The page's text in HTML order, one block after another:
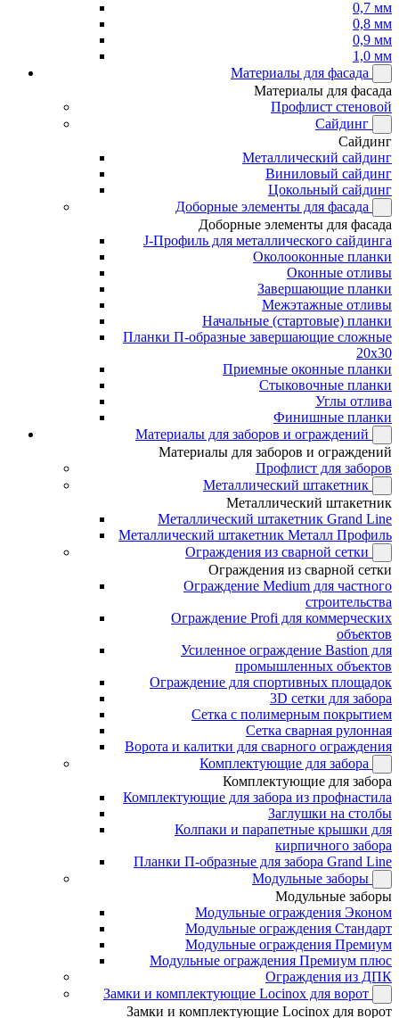
0,7 мм
0,8 мм
0,9 мм
1,0 мм
Материалы для фасада
Материалы для фасада
Профлист стеновой
Сайдинг
Сайдинг
Металлический сайдинг
Виниловый сайдинг
Цокольный сайдинг
Доборные элементы для фасада
Доборные элементы для фасада
J-Профиль для металлического сайдинга
Околооконные планки
Оконные отливы
Завершающие планки
Межэтажные отливы
Начальные (стартовые) планки
Планки П-образные завершающие сложные
20x30
Приемные оконные планки
Стыковочные планки
Углы отлива
Финишные планки
Материалы для заборов и ограждений
Материалы для заборов и ограждений
Профлист для заборов
Металлический штакетник
Металлический штакетник
Металлический штакетник Grand Line
Металлический штакетник Металл Профиль
Ограждения из сварной сетки
Ограждения из сварной сетки
Ограждение Medium для частного
строительства
Ограждение Profi для коммерческих
объектов
Усиленное ограждение Bastion для
промышленных объектов
Ограждение для спортивных площадок
3D сетки для забора
Сетка с полимерным покрытием
Сетка сварная рулонная
Ворота и калитки для сварного ограждения
Комплектующие для забора
Комплектующие для забора
Комплектующие для забора из профнастила
Заглушки на столбы
Колпаки и парапетные крышки для
кирпичного забора
Планки П-образные для забора Grand Line
Модульные заборы
Модульные заборы
Модульные ограждения Эконом
Модульные ограждения Стандарт
Модульные ограждения Премиум
Модульные ограждения Премиум плюс
Ограждения из ДПК
Замки и комплектующие Locinox для ворот
Замки и комплектующие Locinox для ворот